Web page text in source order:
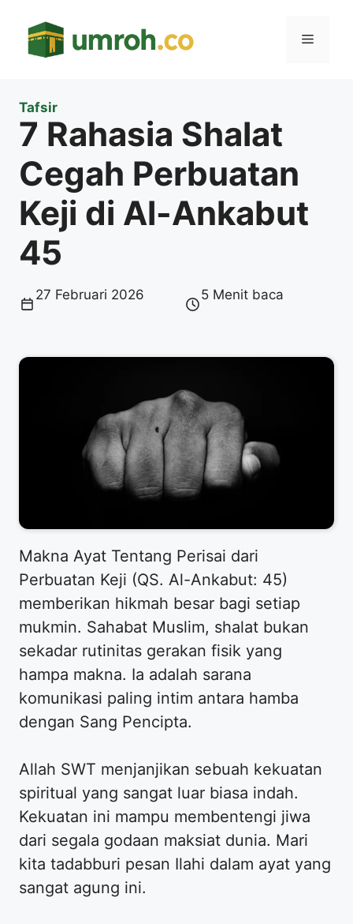
Menu
Tafsir
7 Rahasia Shalat
Cegah Perbuatan
Keji di Al-Ankabut
45
27 Februari 2026 5 Menit baca
Makna Ayat Tentang Perisai dari
Perbuatan Keji (QS. Al-Ankabut: 45)
memberikan hikmah besar bagi setiap
mukmin. Sahabat Muslim, shalat bukan
sekadar rutinitas gerakan fisik yang
hampa makna. Ia adalah sarana
komunikasi paling intim antara hamba
dengan Sang Pencipta.
Allah SWT menjanjikan sebuah kekuatan
spiritual yang sangat luar biasa indah.
Kekuatan ini mampu membentengi jiwa
dari segala godaan maksiat dunia. Mari
kita tadabburi pesan Ilahi dalam ayat yang
sangat agung ini.